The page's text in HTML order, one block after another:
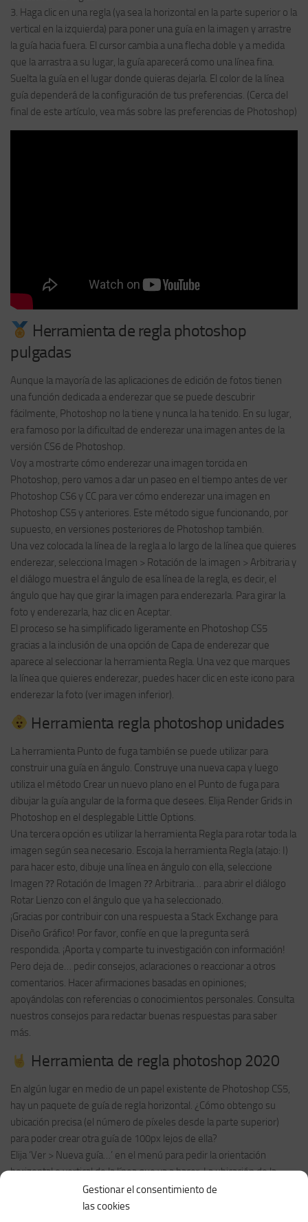
Gestionar el consentimiento de
las cookies
3. Haga clic en una regla (ya sea la horizontal en la parte superior o la
vertical en la izquierda) para poner una guía en la imagen y arrastre
la guía hacia fuera. El cursor cambia a una flecha doble y a medida
que la arrastra a su lugar, la guía aparecerá como una línea fina.
Suelta la guía en el lugar donde quieras dejarla. El color de la línea
guía dependerá de la configuración de tus preferencias. (Cerca del
final de este artículo, vea más sobre las preferencias de Photoshop)
Herramienta de regla photoshop
pulgadas
Aunque la mayoría de las aplicaciones de edición de fotos tienen
una función dedicada a enderezar que se puede descubrir
fácilmente, Photoshop no la tiene y nunca la ha tenido. En su lugar,
era famoso por la dificultad de enderezar una imagen antes de la
versión CS6 de Photoshop.
Voy a mostrarte cómo enderezar una imagen torcida en
Photoshop, pero vamos a dar un paseo en el tiempo antes de ver
Photoshop CS6 y CC para ver cómo enderezar una imagen en
Photoshop CS5 y anteriores. Este método sigue funcionando, por
supuesto, en versiones posteriores de Photoshop también.
Una vez colocada la línea de la regla a lo largo de la línea que quieres
enderezar, selecciona Imagen > Rotación de la imagen > Arbitraria y
el diálogo muestra el ángulo de esa línea de la regla, es decir, el
ángulo que hay que girar la imagen para enderezarla. Para girar la
foto y enderezarla, haz clic en Aceptar.
El proceso se ha simplificado ligeramente en Photoshop CS5
gracias a la inclusión de una opción de Capa de enderezar que
aparece al seleccionar la herramienta Regla. Una vez que marques
la línea que quieres enderezar, puedes hacer clic en este icono para
enderezar la foto (ver imagen inferior).
Herramienta regla photoshop unidades
La herramienta Punto de fuga también se puede utilizar para
construir una guía en ángulo. Construye una nueva capa y luego
utiliza el método Crear un nuevo plano en el Punto de fuga para
dibujar la guía angular de la forma que desees. Elija Render Grids in
Photoshop en el desplegable Little Options.
Una tercera opción es utilizar la herramienta Regla para rotar toda la
imagen según sea necesario. Escoja la herramienta Regla (atajo: I)
para hacer esto, dibuje una línea en ángulo con ella, seleccione
Imagen ⁇ Rotación de Imagen ⁇ Arbitraria… para abrir el diálogo
Rotar Lienzo con el ángulo que ya ha seleccionado.
¡Gracias por contribuir con una respuesta a Stack Exchange para
Diseño Gráfico! Por favor, confíe en que la pregunta será
respondida. ¡Aporta y comparte tu investigación con información!
Pero deja de… pedir consejos, aclaraciones o reaccionar a otros
comentarios. Hacer afirmaciones basadas en opiniones;
apoyándolas con referencias o conocimientos personales. Consulta
nuestros consejos para redactar buenas respuestas para saber
más.
Herramienta de regla photoshop 2020
En algún lugar en medio de un papel existente de Photoshop CS5,
hay un paquete de guía de regla horizontal. ¿Cómo obtengo su
ubicación precisa (el número de píxeles desde la parte superior)
para poder crear otra guía de 100px lejos de ella?
Elija ‘Ver > Nueva guía…’ en el menú para pedir la orientación
horizontal o vertical de la línea que va a hacer. La ubicación de la
línea en el papel es la posición (4º cuadrante geométrico)
Pobre porque no responde a la pregunta, bueno porque se